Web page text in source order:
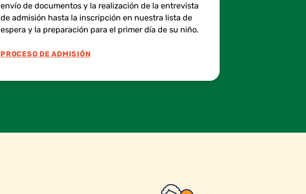
envío de documentos y la realización de la entrevista
de admisión hasta la inscripción en nuestra lista de
espera y la preparación para el primer día de su niño.
PROCESO DE ADMISIÓN